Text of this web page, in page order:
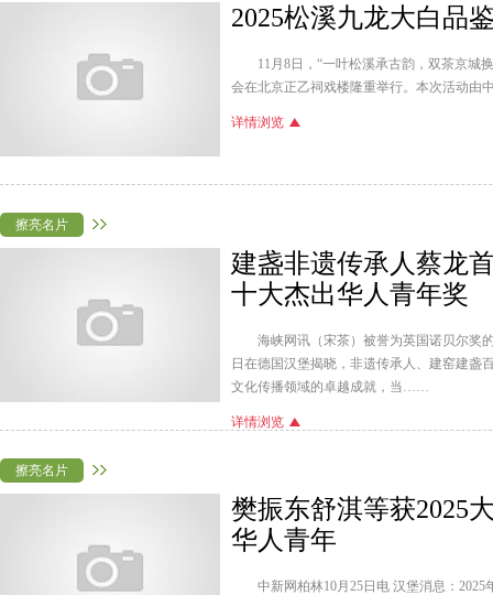
2025松溪九龙大白品
11月8日，“一叶松溪承古韵，双茶京
会在北京正乙祠戏楼隆重举行。本次活动
详情浏览
擦亮名片
建盏非遗传承人蔡龙
十大杰出华人青年奖
海峡网讯（宋茶）被誉为英国诺贝尔奖
日在德国汉堡揭晓，非遗传承人、建窑建盏
文化传播领域的卓越成就，当……
详情浏览
擦亮名片
樊振东舒淇等获2025
华人青年
中新网柏林10月25日电 汉堡消息：